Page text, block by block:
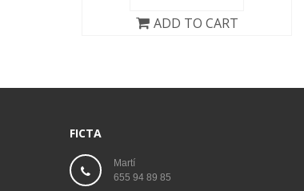
ADD TO CART
FICTA
Martí
655 94 89 85